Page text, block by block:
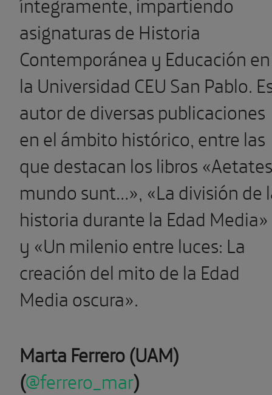
asignaturas de Historia
Contemporánea y Educación en
la Universidad CEU San Pablo.
autor de diversas publicaciones
en el ámbito histórico, entre las
que destacan los libros «Aetates
mundo sunt…», «La división de
historia durante la Edad Media»
y «Un milenio entre luces: La
creación del mito de la Edad
Media oscura».
Marta Ferrero (UAM)
(@ferrero_mar)